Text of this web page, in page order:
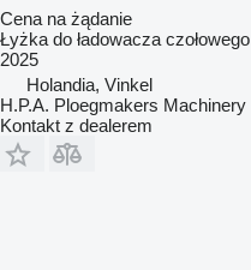
Cena na żądanie
Łyżka do ładowacza czołowego
2025
Holandia, Vinkel
H.P.A. Ploegmakers Machinery
Kontakt z dealerem